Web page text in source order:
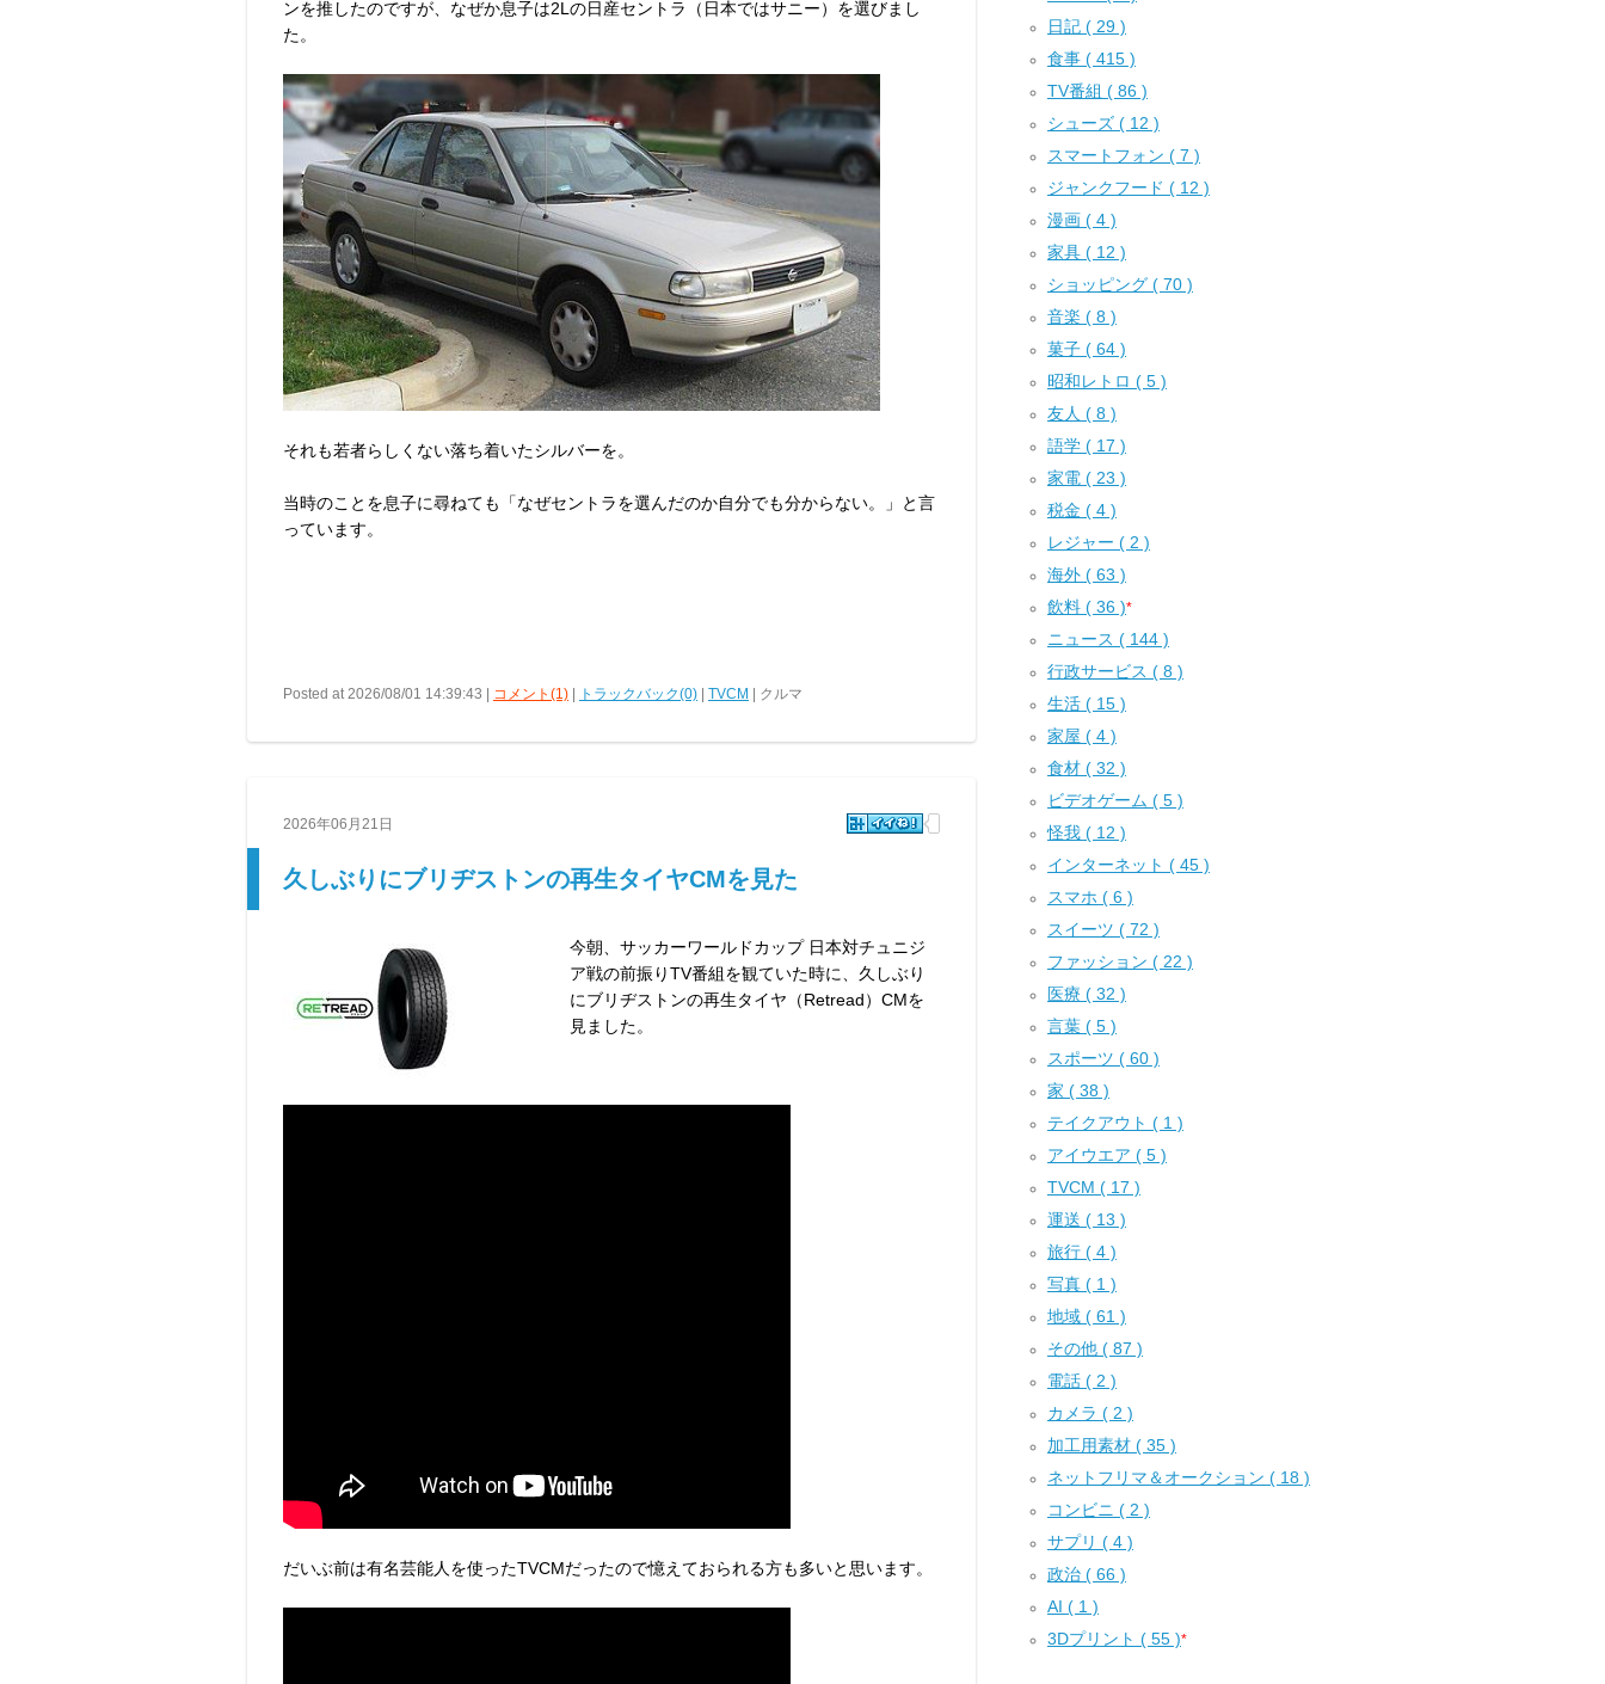
ンを推したのですが、なぜか息子は2Lの日産セントラ（日本ではサニー）を選びまし
た。
それも若者らしくない落ち着いたシルバーを。
当時のことを息子に尋ねても「なぜセントラを選んだのか自分でも分からない。」と言
っています。
Posted at 2026/08/01 14:39:43 | コメント(1) トラックバック(0) TVCM | クルマ
2026年06月21日
久しぶりにブリヂストンの再生タイヤCMを見た
今朝、サッカーワールドカップ 日本対チュニジ
ア戦の前振りTV番組を観ていた時に、久しぶり
にブリヂストンの再生タイヤ（Retread）CMを
見ました。
だいぶ前は有名芸能人を使ったTVCMだったので憶えておられる方も多いと思います。
日記 ( 29 )
食事 ( 415 )
TV番組 ( 86 )
シューズ ( 12 )
スマートフォン ( 7 )
ジャンクフード ( 12 )
漫画 ( 4 )
家具 ( 12 )
ショッピング ( 70 )
音楽 ( 8 )
菓子 ( 64 )
昭和レトロ ( 5 )
友人 ( 8 )
語学 ( 17 )
家電 ( 23 )
税金 ( 4 )
レジャー ( 2 )
海外 ( 63 )
飲料 ( 36 )*
ニュース ( 144 )
行政サービス ( 8 )
生活 ( 15 )
家屋 ( 4 )
食材 ( 32 )
ビデオゲーム ( 5 )
怪我 ( 12 )
インターネット ( 45 )
スマホ ( 6 )
スイーツ ( 72 )
ファッション ( 22 )
医療 ( 32 )
言葉 ( 5 )
スポーツ ( 60 )
家 ( 38 )
テイクアウト ( 1 )
アイウエア ( 5 )
TVCM ( 17 )
運送 ( 13 )
旅行 ( 4 )
写真 ( 1 )
地域 ( 61 )
その他 ( 87 )
電話 ( 2 )
カメラ ( 2 )
加工用素材 ( 35 )
ネットフリマ＆オークション ( 18 )
コンビニ ( 2 )
サプリ ( 4 )
政治 ( 66 )
AI ( 1 )
3Dプリント ( 55 )*